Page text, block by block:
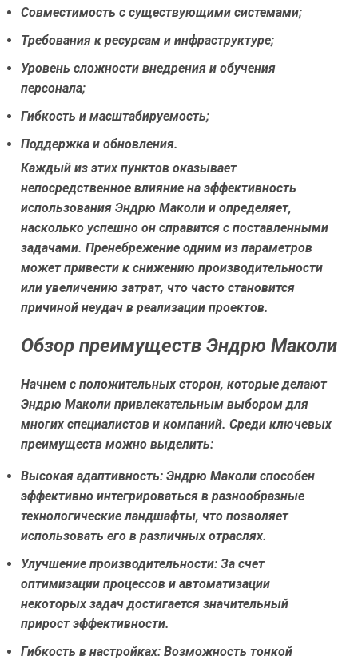
Совместимость с существующими системами;
Требования к ресурсам и инфраструктуре;
Уровень сложности внедрения и обучения
персонала;
Гибкость и масштабируемость;
Поддержка и обновления.
Каждый из этих пунктов оказывает
непосредственное влияние на эффективность
использования Эндрю Маколи и определяет,
насколько успешно он справится с поставленными
задачами. Пренебрежение одним из параметров
может привести к снижению производительности
или увеличению затрат, что часто становится
причиной неудач в реализации проектов.
Обзор преимуществ Эндрю Маколи
Начнем с положительных сторон, которые делают
Эндрю Маколи привлекательным выбором для
многих специалистов и компаний. Среди ключевых
преимуществ можно выделить:
Высокая адаптивность: Эндрю Маколи способен
эффективно интегрироваться в разнообразные
технологические ландшафты, что позволяет
использовать его в различных отраслях.
Улучшение производительности: За счет
оптимизации процессов и автоматизации
некоторых задач достигается значительный
прирост эффективности.
Гибкость в настройках: Возможность тонкой